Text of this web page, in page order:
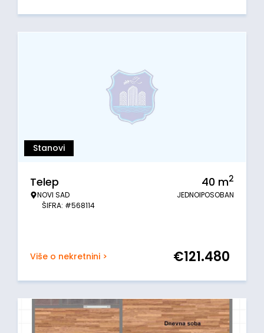
Stanovi
Telep
NOVI SAD
ŠIFRA: #568114
40 m2
JEDNOIPOSOBAN
Više o nekretnini > €121.480